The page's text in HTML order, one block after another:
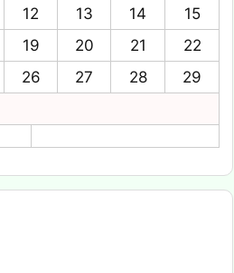
12 13 14
15
19 20 21
22
26 27 28
29